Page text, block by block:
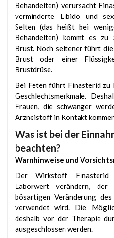
Behandelten) verursacht
verminderte Libido und
Selten (das heißt bei
Behandelten) kommt es zu
Brust. Noch seltener führt
Brust oder einer
Brustdrüse.
Bei Feten führt Finasterid zu
Geschlechtsmerkmale.
Frauen, die schwanger
Arzneistoff in Kontakt
Was ist bei der
beachten?
Warnhinweise und
Der Wirkstoff Finasterid
Laborwert verändern,
bösartigen Veränderung
verwendet wird. Die
deshalb vor der Therapie
ausgeschlossen werden.